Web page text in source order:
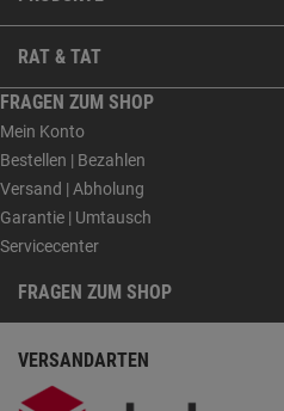
RAT & TAT
FRAGEN ZUM SHOP
Mein Konto
Bestellen | Bezahlen
Versand | Abholung
Garantie | Umtausch
Servicecenter
FRAGEN ZUM SHOP
VERSANDARTEN